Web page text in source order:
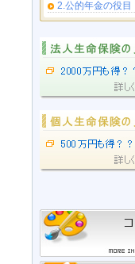
2.公的年金の役目